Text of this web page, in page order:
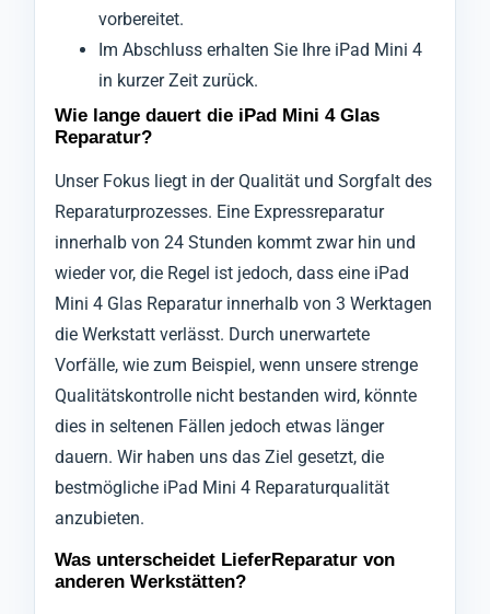
vorbereitet.
Im Abschluss erhalten Sie Ihre iPad Mini 4
in kurzer Zeit zurück.
Wie lange dauert die iPad Mini 4 Glas
Reparatur?
Unser Fokus liegt in der Qualität und Sorgfalt des
Reparaturprozesses. Eine Expressreparatur
innerhalb von 24 Stunden kommt zwar hin und
wieder vor, die Regel ist jedoch, dass eine iPad
Mini 4 Glas Reparatur innerhalb von 3 Werktagen
die Werkstatt verlässt. Durch unerwartete
Vorfälle, wie zum Beispiel, wenn unsere strenge
Qualitätskontrolle nicht bestanden wird, könnte
dies in seltenen Fällen jedoch etwas länger
dauern. Wir haben uns das Ziel gesetzt, die
bestmögliche iPad Mini 4 Reparaturqualität
anzubieten.
Was unterscheidet LieferReparatur von
anderen Werkstätten?